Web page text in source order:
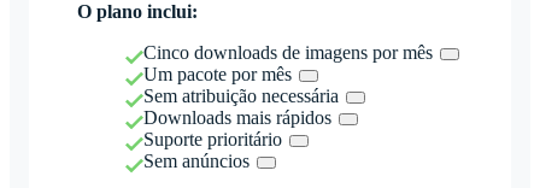
O plano inclui:
Cinco downloads de imagens por mês
Um pacote por mês
Sem atribuição necessária
Downloads mais rápidos
Suporte prioritário
Sem anúncios